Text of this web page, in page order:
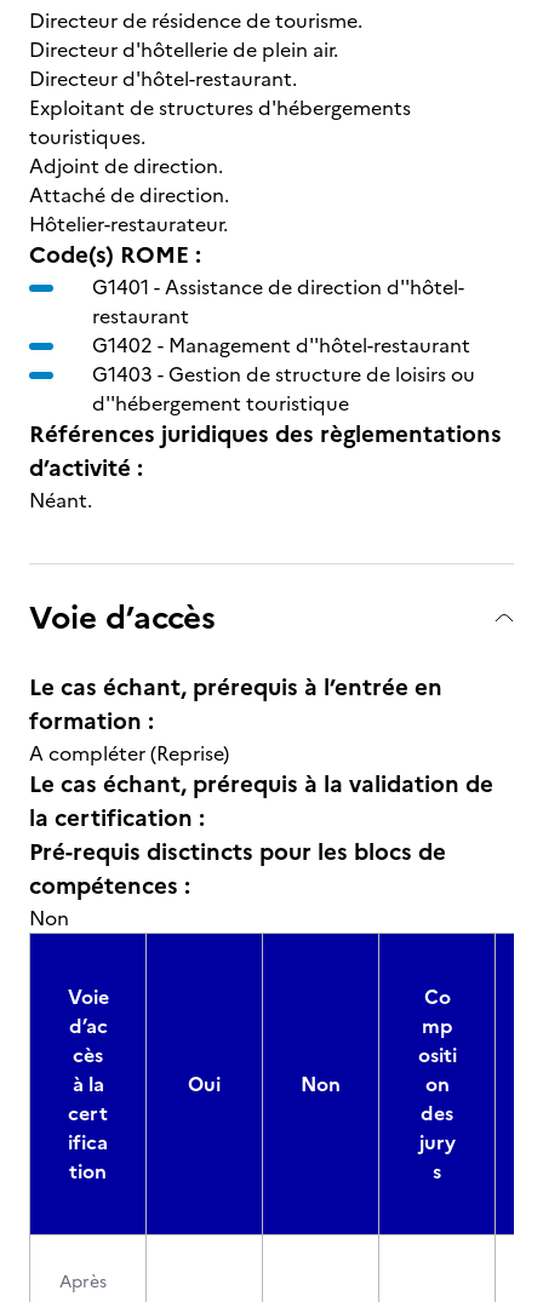
Directeur de résidence de tourisme.
Directeur d'hôtellerie de plein air.
Directeur d'hôtel-restaurant.
Exploitant de structures d'hébergements
touristiques.
Adjoint de direction.
Attaché de direction.
Hôtelier-restaurateur.
Code(s) ROME :
G1401 -Assistance de direction d''hôtel-
restaurant
G1402 - Management d''hôtel-restaurant
G1403 -Gestion de structure de loisirs ou
d''hébergement touristique
Références juridiques des règlementations
d’activité :
Néant.
Voie d’accès
Le cas échant, prérequis à l’entrée en
formation :
A compléter (Reprise)
Le cas échant, prérequis à la validation de
la certification :
Pré-requis disctincts pour les blocs de
compétences :
Non
Voie
d’ac
cès
à la
cert
ifica
tion
Oui Non
Co
mp
ositi
on
des
jury
s
Après